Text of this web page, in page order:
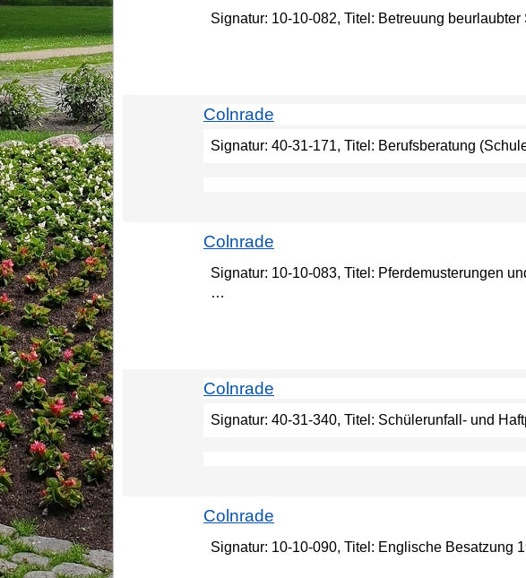
Signatur: 10-10-082, Titel: Betreuung
Colnrade
Signatur: 40-31-171, Titel: Berufsberatung
Colnrade
Signatur: 10-10-083, Titel: Pferdemusterungen
…
Colnrade
Signatur: 40-31-340, Titel: Schülerunfall- und
Colnrade
Signatur: 10-10-090, Titel: Englische Besatzung